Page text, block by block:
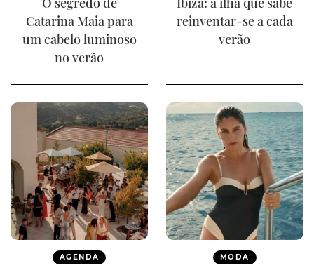
Catarina Maia para
um cabelo luminoso
no verão
reinventar-se a cada
verão
AGENDA MODA